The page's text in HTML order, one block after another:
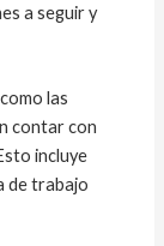
a seguir y
las
contar con
incluye
de trabajo